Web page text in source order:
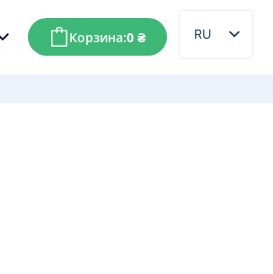
Корзина:0₴
RU
UK